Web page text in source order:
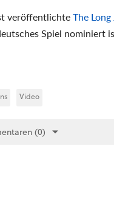
veröffentlichteThe
Spiel nominiert
Video
(0)